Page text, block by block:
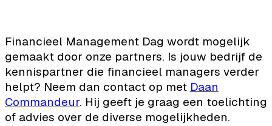
Financieel Management Dag wordt mogelijk
gemaakt door onze partners. Is jouw bedrijf de
kennispartner die financieel managers verder
helpt? Neem dan contact op met Daan
Commandeur. Hij geeft je graag een toelichting
of advies over de diverse mogelijkheden.